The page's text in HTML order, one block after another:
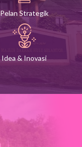
Pelan Strategik
Idea & Inovasi